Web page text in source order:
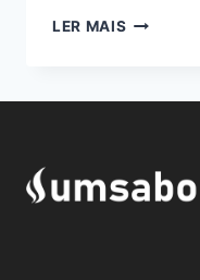
LER MAIS QUANTOS